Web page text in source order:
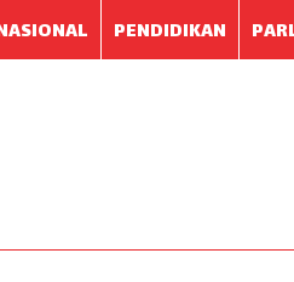
PENDIDIKAN